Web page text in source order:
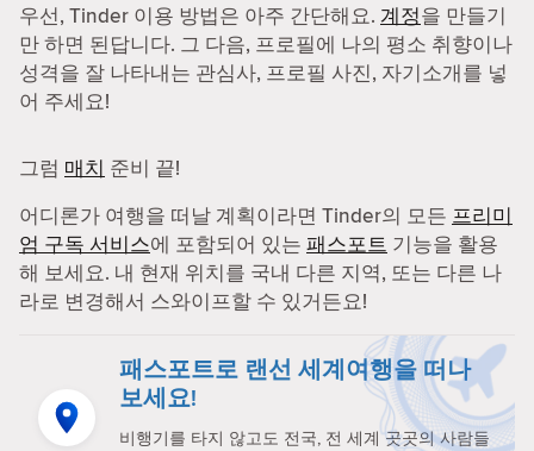
우선, Tinder 이용 방법은 아주 간단해요. 계정을 만들기
만 하면 된답니다. 그 다음, 프로필에 나의 평소 취향이나
성격을 잘 나타내는 관심사, 프로필 사진, 자기소개를 넣
어 주세요!
그럼 매치 준비 끝!
어디론가 여행을 떠날 계획이라면 Tinder의 모든 프리미
엄 구독 서비스에 포함되어 있는 패스포트 기능을 활용
해 보세요. 내 현재 위치를 국내 다른 지역, 또는 다른 나
라로 변경해서 스와이프할 수 있거든요!
패스포트로 랜선 세계여행을 떠나
보세요!
비행기를 타지 않고도 전국, 전 세계 곳곳의 사람들